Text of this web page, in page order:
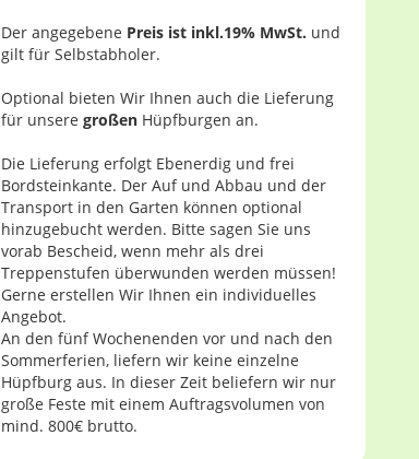
Der angegebene Preis ist inkl.19% MwSt. und
gilt für Selbstabholer.
Optional bieten Wir Ihnen auch die Lieferung
für unsere großen Hüpfburgen an.
Die Lieferung erfolgt Ebenerdig und frei
Bordsteinkante. Der Auf und Abbau und der
Transport in den Garten können optional
hinzugebucht werden. Bitte sagen Sie uns
vorab Bescheid, wenn mehr als drei
Treppenstufen überwunden werden müssen!
Gerne erstellen Wir Ihnen ein individuelles
Angebot.
An den fünf Wochenenden vor und nach den
Sommerferien, liefern wir keine einzelne
Hüpfburg aus. In dieser Zeit beliefern wir nur
große Feste mit einem Auftragsvolumen von
mind. 800€ brutto.